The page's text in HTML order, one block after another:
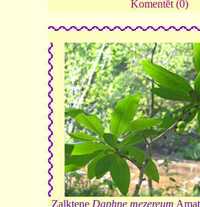
Komentēt (0)
Zalktene Daphne mezereum